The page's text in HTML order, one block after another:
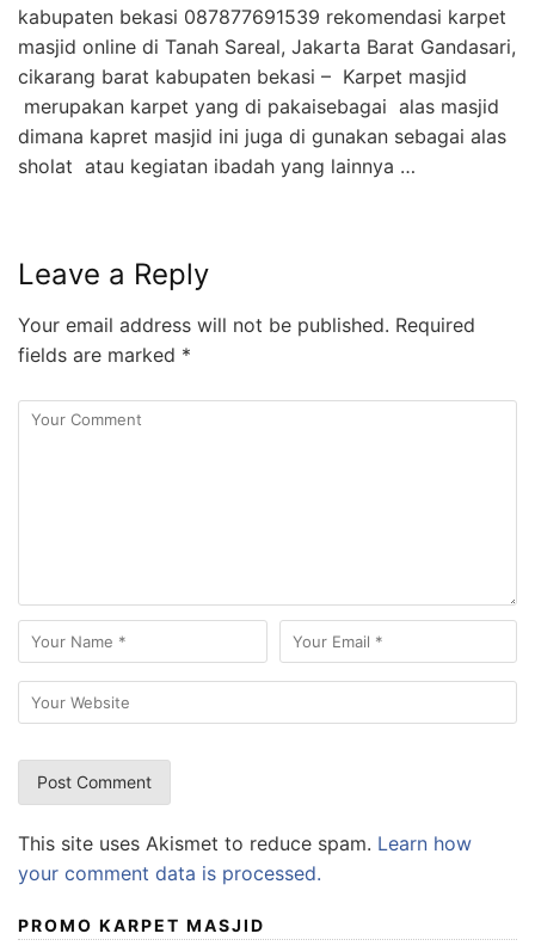
kabupaten bekasi 087877691539 rekomendasi karpet
masjid online di Tanah Sareal, Jakarta Barat Gandasari,
cikarang barat kabupaten bekasi – Karpet masjid
merupakan karpet yang di pakaisebagai alas masjid
dimana kapret masjid ini juga di gunakan sebagai alas
sholat atau kegiatan ibadah yang lainnya …
Leave a Reply
Your email address will not be published. Required
fields are marked *
This site uses Akismet to reduce spam. Learn how
your comment data is processed.
PROMO KARPET MASJID